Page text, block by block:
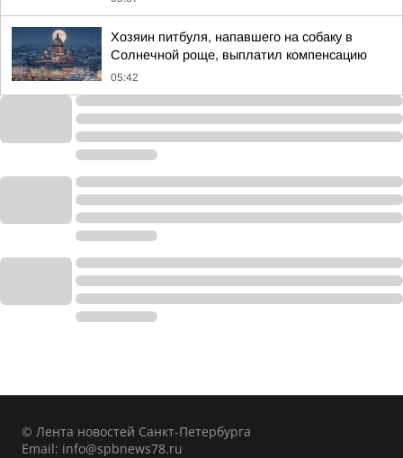
Хозяин питбуля, напавшего на собаку в
Солнечной роще, выплатил компенсацию
05:42
© Лента новостей Санкт-Петербурга
Email: info@spbnews78.ru